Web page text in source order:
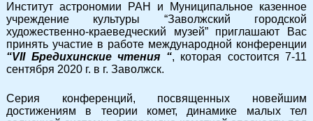
Институт астрономии РАН и Муниципальное казенное
учреждение культуры “Заволжский городской
художественно-краеведческий музей” приглашают Вас
принять участие в работе международной конференции
“VII Бредихинские чтения “, которая состоится 7-11
сентября 2020 г. в г. Заволжск.
Серия конференций, посвященных новейшим
достижениям в теории комет, динамике малых тел